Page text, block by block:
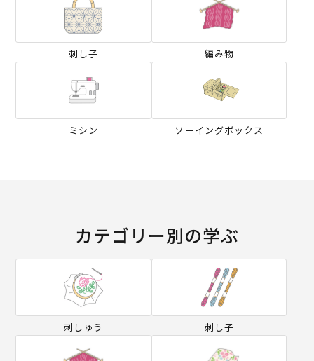
刺し子 編み物
ミシン ソーイングボックス
カテゴリー別の学ぶ
刺しゅう 刺し子